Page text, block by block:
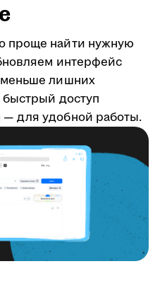
проще найти нужную
интерфейс
лишних
быстрый доступ
для удобной работы.